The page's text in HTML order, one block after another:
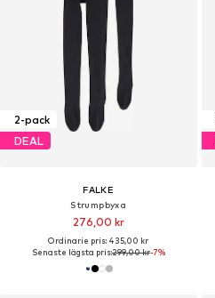
2-pack
DEAL
FALKE
Strumpbyxa
276,00 kr
Ordinarie pris: 435,00 kr
Senaste lägsta pris:299,00 kr-7%